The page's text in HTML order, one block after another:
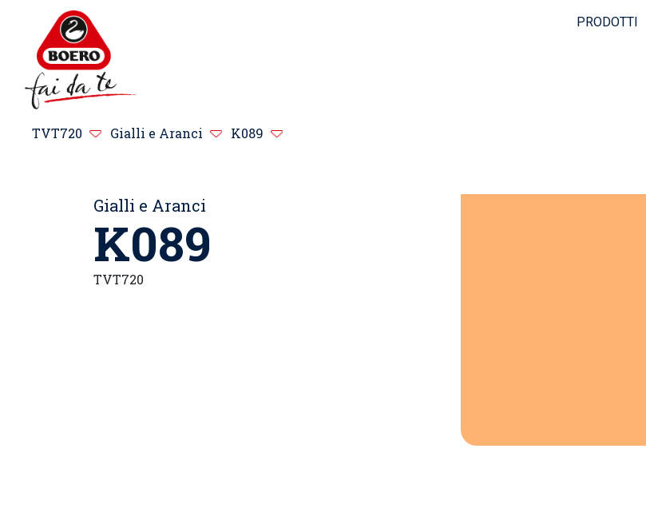
PRODOTTI
TVT720 Gialli e Aranci K089
Gialli e Aranci
K089
TVT720